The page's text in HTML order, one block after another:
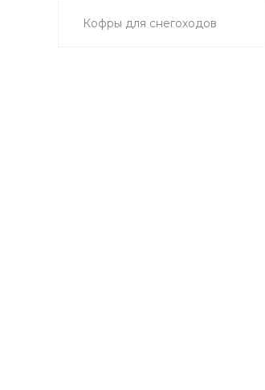
Кофры для снегоходов